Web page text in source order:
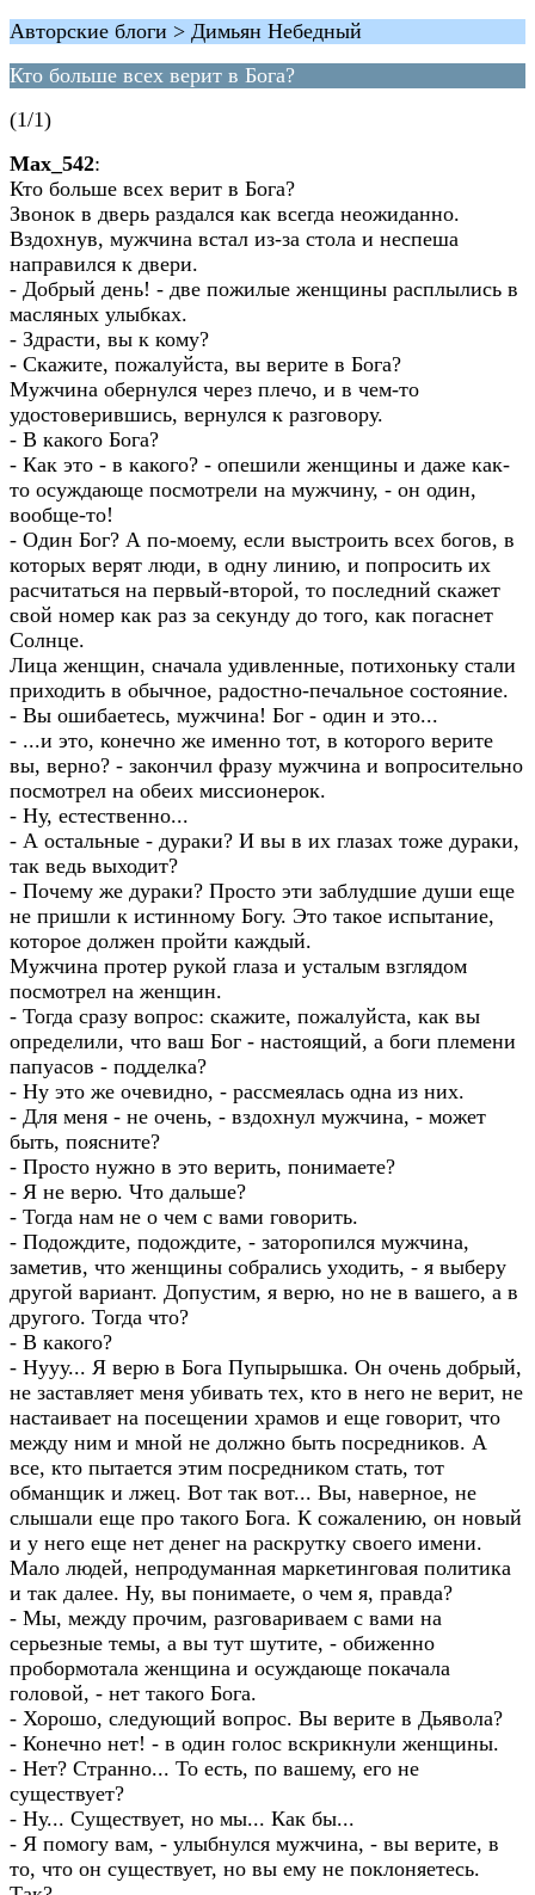
Авторские блоги > Димьян Небедный
Кто больше всех верит в Бога?
(1/1)
Max_542:
Кто больше всех верит в Бога?
Звонок в дверь раздался как всегда неожиданно.
Вздохнув, мужчина встал из-за стола и неспеша
направился к двери.
- Добрый день! - две пожилые женщины расплылись в
масляных улыбках.
- Здрасти, вы к кому?
- Скажите, пожалуйста, вы верите в Бога?
Мужчина обернулся через плечо, и в чем-то
удостоверившись, вернулся к разговору.
- В какого Бога?
- Как это - в какого? - опешили женщины и даже как-
то осуждающе посмотрели на мужчину, - он один,
вообще-то!
- Один Бог? А по-моему, если выстроить всех богов, в
которых верят люди, в одну линию, и попросить их
расчитаться на первый-второй, то последний скажет
свой номер как раз за секунду до того, как погаснет
Солнце.
Лица женщин, сначала удивленные, потихоньку стали
приходить в обычное, радостно-печальное состояние.
- Вы ошибаетесь, мужчина! Бог - один и это...
- ...и это, конечно же именно тот, в которого верите
вы, верно? - закончил фразу мужчина и вопросительно
посмотрел на обеих миссионерок.
- Ну, естественно...
- А остальные - дураки? И вы в их глазах тоже дураки,
так ведь выходит?
- Почему же дураки? Просто эти заблудшие души еще
не пришли к истинному Богу. Это такое испытание,
которое должен пройти каждый.
Мужчина протер рукой глаза и усталым взглядом
посмотрел на женщин.
- Тогда сразу вопрос: скажите, пожалуйста, как вы
определили, что ваш Бог - настоящий, а боги племени
папуасов - подделка?
- Ну это же очевидно, - рассмеялась одна из них.
- Для меня - не очень, - вздохнул мужчина, - может
быть, поясните?
- Просто нужно в это верить, понимаете?
- Я не верю. Что дальше?
- Тогда нам не о чем с вами говорить.
- Подождите, подождите, - заторопился мужчина,
заметив, что женщины собрались уходить, - я выберу
другой вариант. Допустим, я верю, но не в вашего, а в
другого. Тогда что?
- В какого?
- Нууу... Я верю в Бога Пупырышка. Он очень добрый,
не заставляет меня убивать тех, кто в него не верит, не
настаивает на посещении храмов и еще говорит, что
между ним и мной не должно быть посредников. А
все, кто пытается этим посредником стать, тот
обманщик и лжец. Вот так вот... Вы, наверное, не
слышали еще про такого Бога. К сожалению, он новый
и у него еще нет денег на раскрутку своего имени.
Мало людей, непродуманная маркетинговая политика
и так далее. Ну, вы понимаете, о чем я, правда?
- Мы, между прочим, разговариваем с вами на
серьезные темы, а вы тут шутите, - обиженно
пробормотала женщина и осуждающе покачала
головой, - нет такого Бога.
- Хорошо, следующий вопрос. Вы верите в Дьявола?
- Конечно нет! - в один голос вскрикнули женщины.
- Нет? Странно... То есть, по вашему, его не
существует?
- Ну... Существует, но мы... Как бы...
- Я помогу вам, - улыбнулся мужчина, - вы верите, в
то, что он существует, но вы ему не поклоняетесь.